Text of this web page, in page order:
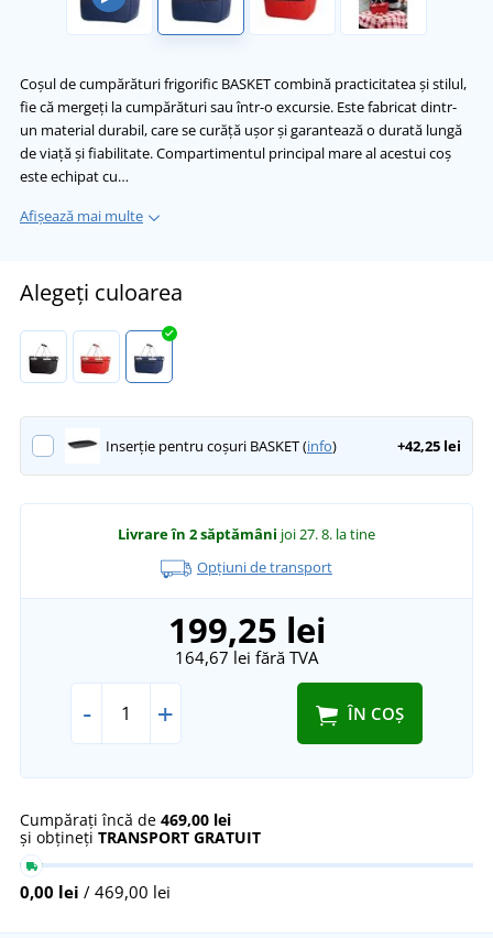
Coșul de cumpărături frigorific BASKET combină practicitatea și stilul,
fie că mergeți la cumpărături sau într-o excursie. Este fabricat dintr-
un material durabil, care se curăță ușor și garantează o durată lungă
de viață și fiabilitate. Compartimentul principal mare al acestui coș
este echipat cu…
Afișează mai multe
Alegeți culoarea
Inserție pentru coșuri BASKET (info) +42,25 lei
Livrare în 2 săptămâni joi 27. 8. la tine
Opțiuni de transport
199,25 lei
164,67 lei fără TVA
- + ÎN COȘ
Cumpărați încă de 469,00 lei
și obțineți TRANSPORT GRATUIT
0,00 lei / 469,00 lei